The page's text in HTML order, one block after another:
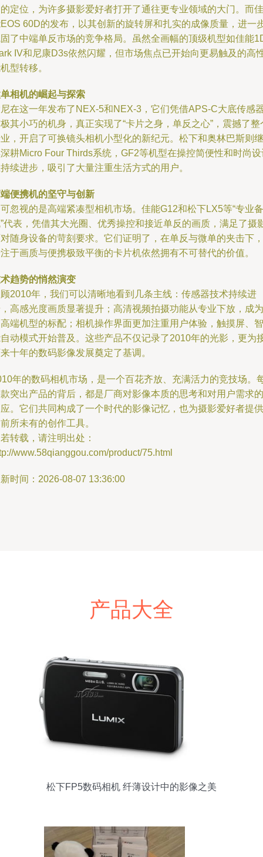
定位，为许多摄影爱好者打开了通往更专业领域的大门。而佳
60D的发布，以其创新的旋转屏和扎实的成像质量，进一
了中端单反市场的竞争格局。虽然全画幅的顶级机型如佳能
IV和尼康D3s依然闪耀，但市场焦点已开始向更易触及的高
型转移。
相机的崛起与探索
在这一年发布了NEX-5和NEX-3，它们凭借APS-C大底传感
其小巧的机身，真正实现了“卡片之身，单反之心”，震撼了整
，开启了可换镜头相机小型化的新纪元。松下和奥林巴斯则继
耕Micro Four Thirds系统，GF2等机型在操控简便性和时尚设
续进步，吸引了大量注重生活方式的用户。
便携机的坚守与创新
忽视的是高端紧凑型相机市场。佳能G12和松下LX5等“专业备
代表，凭借其大光圈、优秀操控和接近单反的画质，满足了摄
随身设备的苛刻要求。它们证明了，在单反与微单的夹击下，
于画质与便携极致平衡的卡片机依然拥有不可替代的价值。
趋势的悄然演变
2010年，我们可以清晰地看到几条主线：传感器技术持续进
高感光度画质显著提升；高清视频拍摄功能从专业下放，成为
端机型的标配；相机操作界面更加注重用户体验，触摸屏、智
动模式开始普及。这些产品不仅记录了2010年的光影，更为
十年的数码影像发展奠定了基调。
年的数码相机市场，是一个百花齐放、充满活力的竞技场。
突出产品的背后，都是厂商对影像本质的思考和对用户需求的
。它们共同构成了一个时代的影像记忆，也为摄影爱好者提供
所未有的创作工具。
转载，请注明出处：
www.58qianggou.com/product/75.html
时间：2026-08-07 13:36:00
产品大全
松下FP5数码相机 纤薄设计中的影像之美